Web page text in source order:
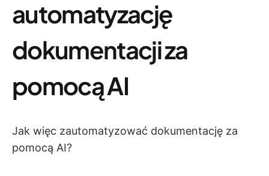
automatyzację
dokumentacji za
pomocą AI
Jak więc zautomatyzować dokumentację za
pomocą AI?